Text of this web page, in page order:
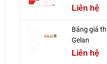
Liên hệ
Bảng giá
Gelan
Liên hệ